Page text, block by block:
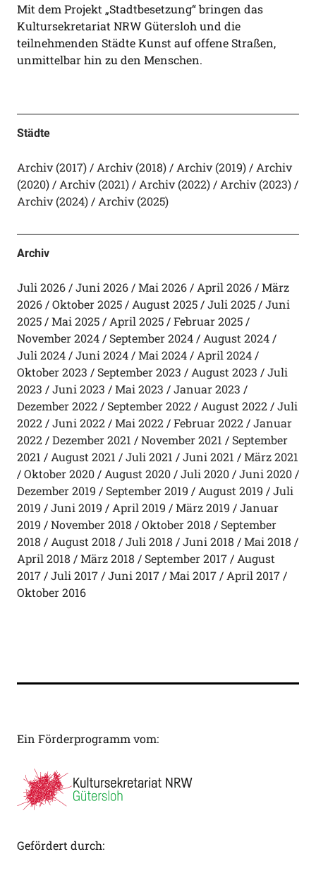
Mit dem Projekt „Stadtbesetzung“ bringen das
Kultursekretariat NRW Gütersloh und die
teilnehmenden Städte Kunst auf offene Straßen,
unmittelbar hin zu den Menschen.
Städte
Archiv (2017) Archiv (2018) Archiv (2019)
Archiv
(2020)
Archiv (2021) Archiv (2022)
Archiv (2023)
Archiv (2024)
Archiv (2025)
Archiv
Juli 2026 Juni 2026 Mai 2026 April 2026
März
2026
Oktober 2025 August 2025 Juli 2025
Juni
2025
Mai 2025 April 2025
Februar 2025
November 2024
September 2024
August 2024
Juli 2024
Juni 2024 Mai 2024
April 2024
Oktober 2023
September 2023 August 2023
Juli
2023
Juni 2023 Mai 2023
Januar 2023
Dezember 2022
September 2022 August 2022
Juli
2022
Juni 2022 Mai 2022 Februar 2022
Januar
2022
Dezember 2021 November 2021
September
2021
August 2021 Juli 2021 Juni 2021
März 2021
Oktober 2020
August 2020 Juli 2020
Juni 2020
Dezember 2019
September 2019 August 2019
Juli
2019
Juni 2019 April 2019 März 2019
Januar
2019
November 2018 Oktober 2018
September
2018
August 2018 Juli 2018 Juni 2018
Mai 2018
April 2018
März 2018 September 2017
August
2017
Juli 2017 Juni 2017 Mai 2017
April 2017
Oktober 2016
Ein Förderprogramm vom:
Gefördert durch: